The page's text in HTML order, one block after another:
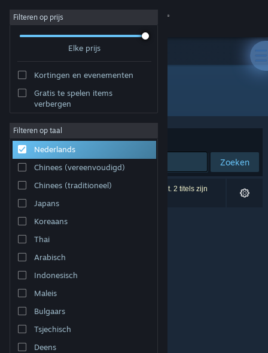
Inloggen
Community
Over
Ondersteuning
Taal wijzigen
Download de mobiele Steam-app
Desktopwebsite weergeven
Filteren op prijs
Elke prijs
Kortingen en evenementen
Gratis te spelen items
verbergen
Filteren op taal
Nederlands
Chinees (vereenvoudigd)
Chinees (traditioneel)
Japans
Koreaans
Thai
Arabisch
Indonesisch
Maleis
Bulgaars
Tsjechisch
Deens
Ontwikkelaar: RomanKitayama
Sorteren op Relevantie
Zoeken
0 resultaten komen overeen met je zoekopdracht. 2 titels zijn
uitgesloten op basis van je voorkeuren.